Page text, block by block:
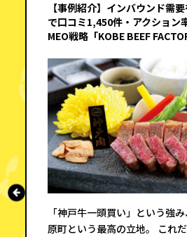
【事例紹介】インバウンド需
で口コミ1,450件・アクション
MEO戦略「KOBE BEEF
「神戸牛一頭買い」という強
原町という最高の立地。 これ